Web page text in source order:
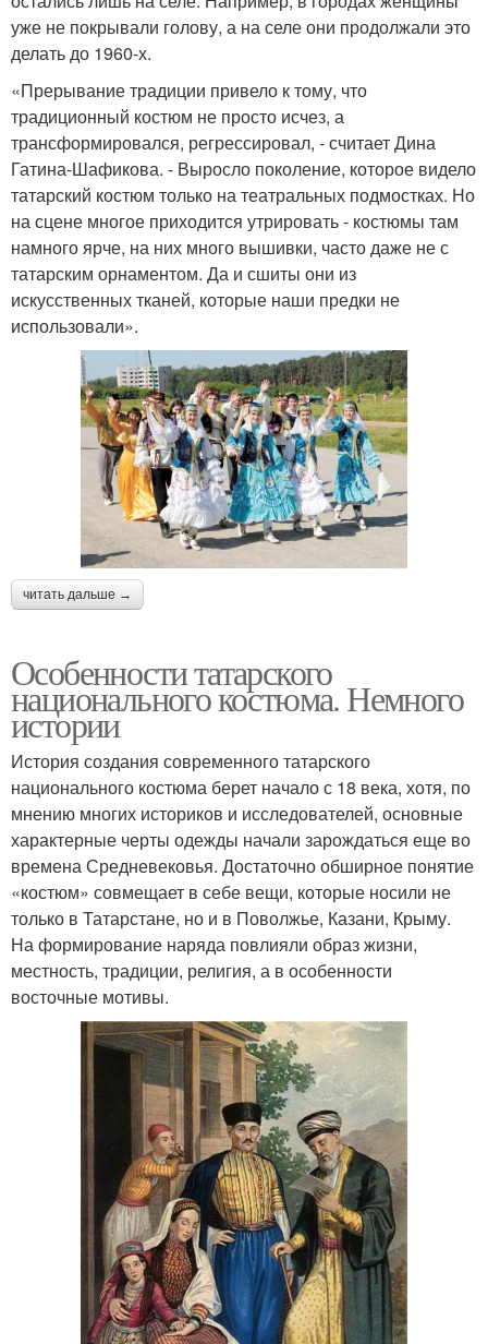
уже не покрывали голову, а на селе они продолжали это
делать до 1960-х.
«Прерывание традиции привело к тому, что
традиционный костюм не просто исчез, а
трансформировался, регрессировал, - считает Дина
Гатина-Шафикова. - Выросло поколение, которое видело
татарский костюм только на театральных подмостках. Но
на сцене многое приходится утрировать - костюмы там
намного ярче, на них много вышивки, часто даже не с
татарским орнаментом. Да и сшиты они из
искусственных тканей, которые наши предки не
использовали».
читать дальше →
Особенности татарского
национального костюма. Немного
истории
История создания современного татарского
национального костюма берет начало с 18 века, хотя, по
мнению многих историков и исследователей, основные
характерные черты одежды начали зарождаться еще во
времена Средневековья. Достаточно обширное понятие
«костюм» совмещает в себе вещи, которые носили не
только в Татарстане, но и в Поволжье, Казани, Крыму.
На формирование наряда повлияли образ жизни,
местность, традиции, религия, а в особенности
восточные мотивы.